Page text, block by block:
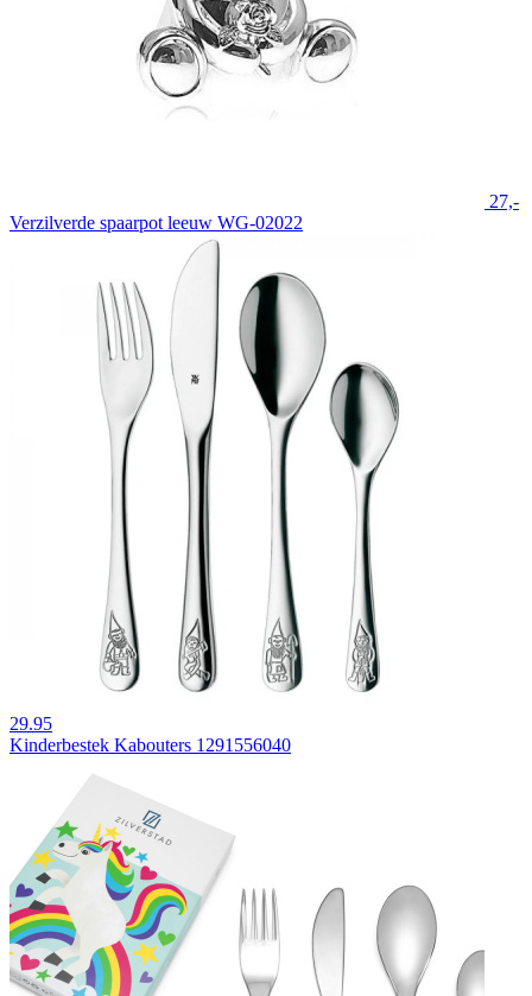
27,-
Verzilverde spaarpot leeuw WG-02022
29.95
Kinderbestek Kabouters 1291556040